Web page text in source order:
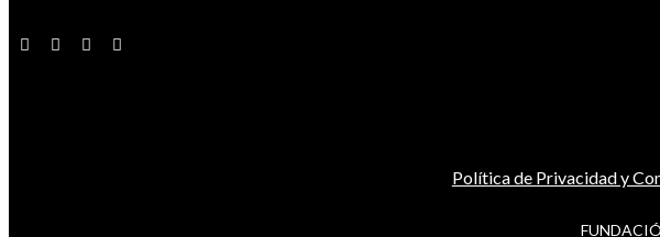
Política de Privacidad y